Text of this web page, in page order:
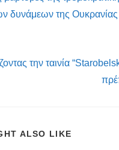
δυνάμεων της Ουκρανίας
την ταινία
ALSO LIKE